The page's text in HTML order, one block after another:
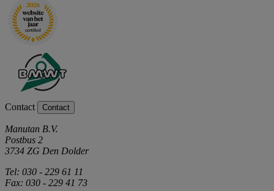
Contact Contact
Manutan B.V.
Postbus 2
3734 ZG Den Dolder
Tel: 030 - 229 61 11
Fax: 030 - 229 41 73